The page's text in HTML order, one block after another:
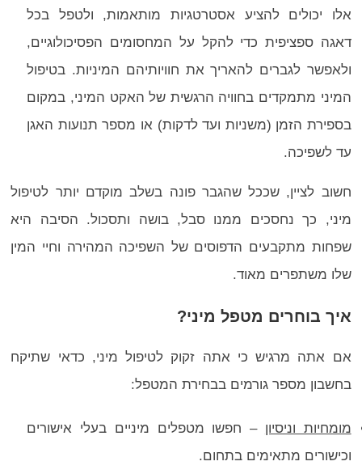
אלו יכולים להציע אסטרטגיות מותאמות, ולטפל בכל
דאגה ספציפית כדי להקל על המחסומים הפסיכולוגיים,
ולאפשר לגברים להאריך את חוויותיהם המיניות. בטיפול
המיני מתמקדים בחוויה הרגשית של האקט המיני, במקום
בספירת הזמן (משניות ועד לדקות) או מספר תנועות האגן
עד לשפיכה.
חשוב לציין, שככל שהגבר פונה בשלב מוקדם יותר לטיפול
מיני, כך נחסכים ממנו סבל, בושה ותסכול. הסיבה היא
שפחות מתקבעים הדפוסים של השפיכה המהירה וחיי המין
שלו משתפרים מאוד.
איך בוחרים מטפל מיני?
אם אתה מרגיש כי אתה זקוק לטיפול מיני, כדאי שתיקח
בחשבון מספר גורמים בבחירת המטפל:
מומחיות וניסיון – חפשו מטפלים מיניים בעלי אישורים
וכישורים מתאימים בתחום.